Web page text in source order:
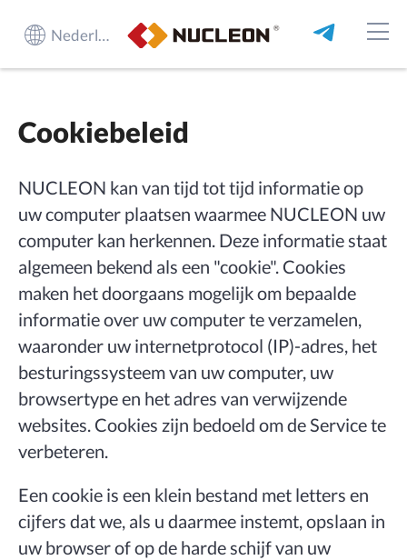
Nederlands
Cookiebeleid
NUCLEON kan van tijd tot tijd informatie op
uw computer plaatsen waarmee NUCLEON uw
computer kan herkennen. Deze informatie staat
algemeen bekend als een "cookie". Cookies
maken het doorgaans mogelijk om bepaalde
informatie over uw computer te verzamelen,
waaronder uw internetprotocol (IP)-adres, het
besturingssysteem van uw computer, uw
browsertype en het adres van verwijzende
websites. Cookies zijn bedoeld om de Service te
verbeteren.
Een cookie is een klein bestand met letters en
cijfers dat we, als u daarmee instemt, opslaan in
uw browser of op de harde schijf van uw